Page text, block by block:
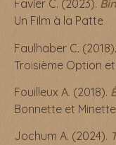
Favier C. (2023).
Un Film à la Patte
Faulhaber C. (2018).
Troisième Option
Fouilleux A. (2018).
Bonnette et Minette
Jochum A. (2024).